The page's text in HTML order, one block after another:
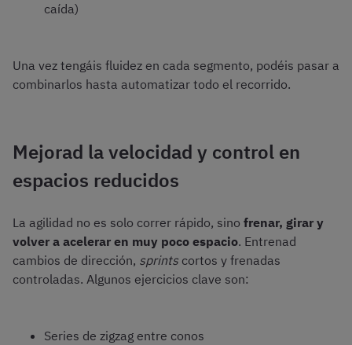
caída)
Una vez tengáis fluidez en cada segmento, podéis pasar a
combinarlos hasta automatizar todo el recorrido.
Mejorad la velocidad y control en
espacios reducidos
La agilidad no es solo correr rápido, sino frenar, girar y
volver a acelerar en muy poco espacio. Entrenad
cambios de dirección, sprints cortos y frenadas
controladas. Algunos ejercicios clave son:
Series de zigzag entre conos